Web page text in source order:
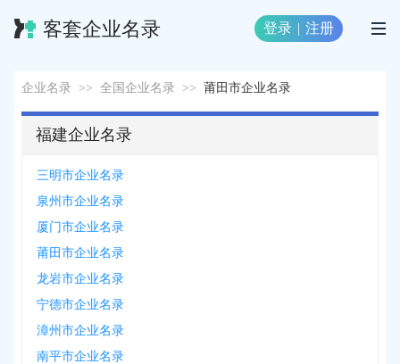
客套企业名录 登录 | 注册
企业名录 >> 全国企业名录 >> 莆田市企业名录
福建企业名录
三明市企业名录
泉州市企业名录
厦门市企业名录
莆田市企业名录
龙岩市企业名录
宁德市企业名录
漳州市企业名录
南平市企业名录